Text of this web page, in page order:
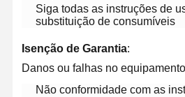
Início Produtos
Siga todas as instruções de
substituição de consumíveis
​Isenção de Garantia​​:
Danos ou falhas no
Não conformidade com as